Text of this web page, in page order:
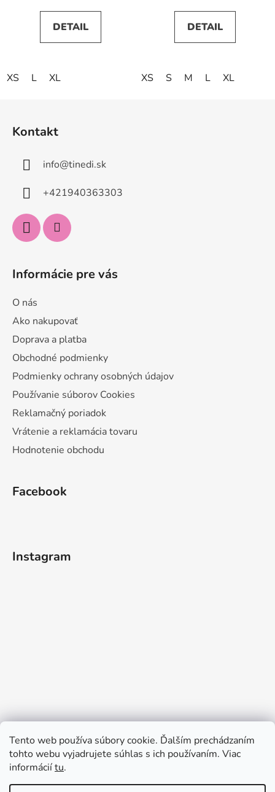
Tento web používa súbory cookie. Ďalším prechádzaním
tohto webu vyjadrujete súhlas s ich používaním. Viac
informáciítu.
DETAIL
XS L XL
DETAIL
XS S M L XL
Kontakt
info@tinedi.sk
+421940363303
Informácie pre vás
O nás
Ako nakupovať
Doprava a platba
Obchodné podmienky
Podmienky ochrany osobných údajov
Používanie súborov Cookies
Reklamačný poriadok
Vrátenie a reklamácia tovaru
Hodnotenie obchodu
Facebook
Instagram